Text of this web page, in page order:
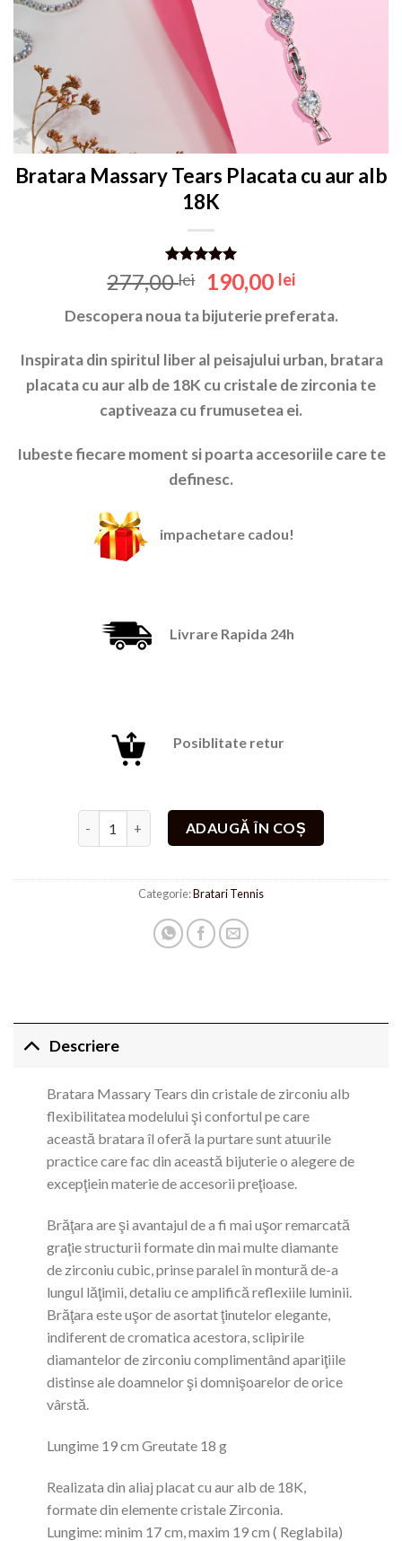
Bratara Massary Tears Placata cu aur alb
18K
Evaluat la
5.00din 5
unei
277,00lei
Prețul
inițial
a
277,00 lei.
190,00 leiPrețul
este:
Descopera noua ta bijuterie preferata.
Inspirata din spiritul liber al peisajului urban, bratara
placata cu aur alb de 18K cu cristale de zirconia te
captiveaza cu frumusetea ei.
Iubeste fiecare moment si poarta accesoriile care te
definesc.
impachetare cadou!
Livrare Rapida 24h
Posiblitate retur
Cantitate Bratara Massary Tears Placata cu aur alb
ADAUGĂ ÎN COȘ
Categorie:Bratari Tennis
Descriere
Bratara Massary Tears din cristale de zirconiu alb
flexibilitatea modelului şi confortul pe care
această bratara îl oferă la purtare sunt atuurile
practice care fac din această bijuterie o alegere de
excepţiein materie de accesorii preţioase.
Brăţara are şi avantajul de a fi mai uşor remarcată
graţie structurii formate din mai multe diamante
de zirconiu cubic, prinse paralel în montură de-a
lungul lăţimii, detaliu ce amplifică reflexiile luminii.
Brăţara este uşor de asortat ţinutelor elegante,
indiferent de cromatica acestora, sclipirile
diamantelor de zirconiu complimentând apariţiile
distinse ale doamnelor şi domnişoarelor de orice
vârstă.
Lungime 19 cm Greutate 18 g
Realizata din aliaj placat cu aur alb de 18K,
formate din elemente cristale Zirconia.
Lungime: minim 17 cm, maxim 19 cm ( Reglabila)